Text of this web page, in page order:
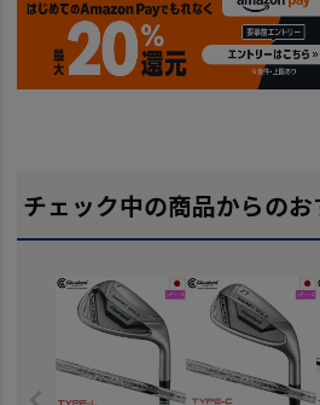
チェック中の商品からのお